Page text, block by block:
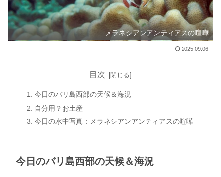
メラネシアンアンティアスの喧嘩
2025.09.06
目次
今日のバリ島西部の天候＆海況
自分用？お土産
今日の水中写真：メラネシアンアンティアスの喧嘩
今日のバリ島西部の天候＆海況